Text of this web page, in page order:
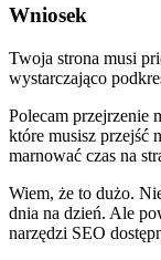
Wniosek
Twoja strona musi
wystarczająco
Polecam przejrzenie
które musisz przejść
marnować czas na
Wiem, że to dużo.
dnia na dzień. Ale
narzędzi SEO